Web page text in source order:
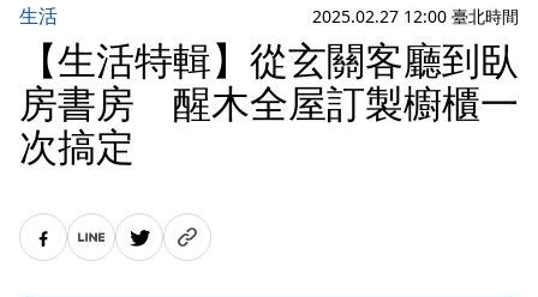
生活 2025.02.27 12:00 臺北時間
【生活特輯】從玄關客廳到臥
房書房 醒木全屋訂製櫥櫃一
次搞定